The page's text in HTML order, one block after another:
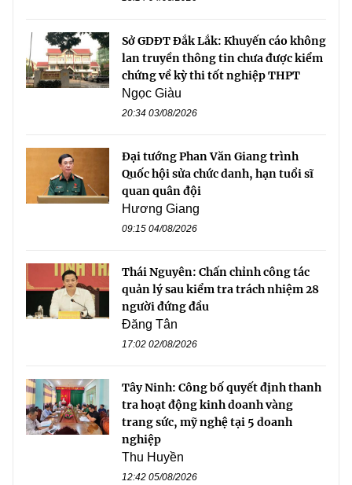
Sở GDĐT Đắk Lắk: Khuyến cáo không
lan truyền thông tin chưa được kiểm
chứng về kỳ thi tốt nghiệp THPT
Ngọc Giàu
20:34 03/08/2026
Đại tướng Phan Văn Giang trình
Quốc hội sửa chức danh, hạn tuổi sĩ
quan quân đội
Hương Giang
09:15 04/08/2026
Thái Nguyên: Chấn chỉnh công tác
quản lý sau kiểm tra trách nhiệm 28
người đứng đầu
Đăng Tân
17:02 02/08/2026
Tây Ninh: Công bố quyết định thanh
tra hoạt động kinh doanh vàng
trang sức, mỹ nghệ tại 5 doanh
nghiệp
Thu Huyền
12:42 05/08/2026